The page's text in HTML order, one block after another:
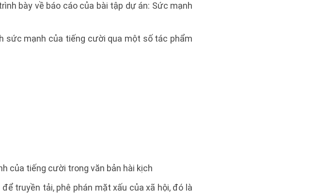
bày về báo cáo của bài tập dự án: Sức mạnh
sức mạnh của tiếng cười qua một số tác phẩm
của tiếng cười trong văn bản hài kịch
truyền tải, phê phán mặt xấu của xã hội, đó là